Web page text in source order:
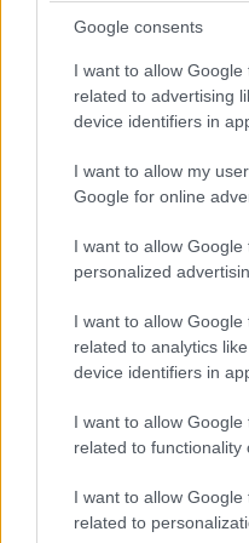
Google consents
I want to allow
related to advertising
device identifiers in
I want to allow my
Google for online
I want to allow Google
personalized
I want to allow
related to analytics
device identifiers in
I want to allow
related to functionality
I want to allow
related to
Balogh Tamás